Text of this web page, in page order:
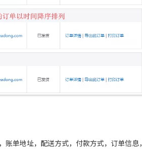
单地址，配送方式，付款方式，订单信息，